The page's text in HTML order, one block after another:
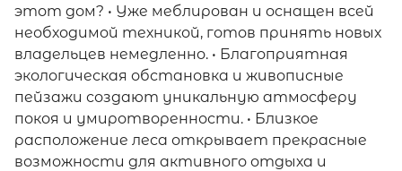
этот дом? • Уже меблирован и оснащен всей
необходимой техникой, готов принять новых
владельцев немедленно. • Благоприятная
экологическая обстановка и живописные
пейзажи создают уникальную атмосферу
покоя и умиротворенности. • Близкое
расположение леса открывает прекрасные
возможности для активного отдыха и